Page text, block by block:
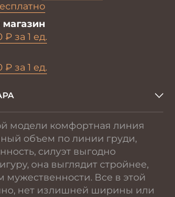
магазин
₽ за 1 ед.
₽ за 1 ед.
модели комфортная линия
объем по линии груди,
силуэт выгодно
она выглядит стройнее,
мужественности. Все в этой
нет излишней ширины или